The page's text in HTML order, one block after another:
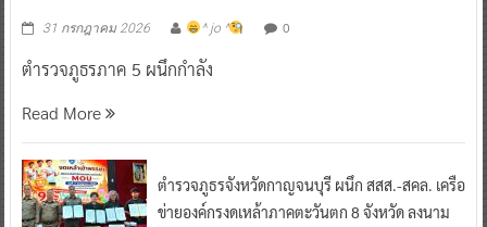
31 กรกฎาคม 2026 ^ jo ^ 0
ตำรวจภูธรภาค 5 ผนึกกำลัง
Read More
ตำรวจภูธรจังหวัดกาญจนบุรี ผนึก สสส.-สคล. เครือ
ข่ายองค์กรงดเหล้าภาคตะวันตก 8 จังหวัด ลงนาม